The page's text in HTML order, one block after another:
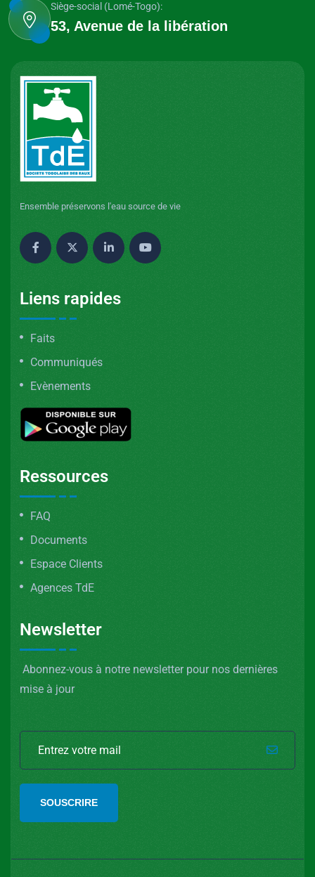
Siège-social (Lomé-Togo):
53, Avenue de la libération
Ensemble préservons l'eau source de vie
Liens rapides
Faits
Communiqués
Evènements
Ressources
FAQ
Documents
Espace Clients
Agences TdE
Newsletter
Abonnez-vous à notre newsletter pour nos dernières
mise à jour
SOUSCRIRE